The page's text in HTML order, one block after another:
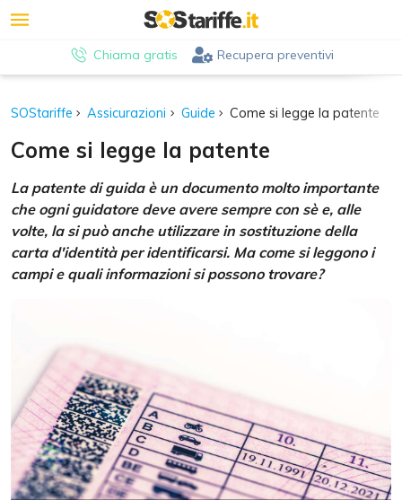
Chiama gratis Recupera preventivi
SOStariffe Assicurazioni Guide Come si legge la patente
Come si legge la patente
La patente di guida è un documento molto importante
che ogni guidatore deve avere sempre con sè e, alle
volte, la si può anche utilizzare in sostituzione della
carta d'identità per identificarsi. Ma come si leggono i
campi e quali informazioni si possono trovare?